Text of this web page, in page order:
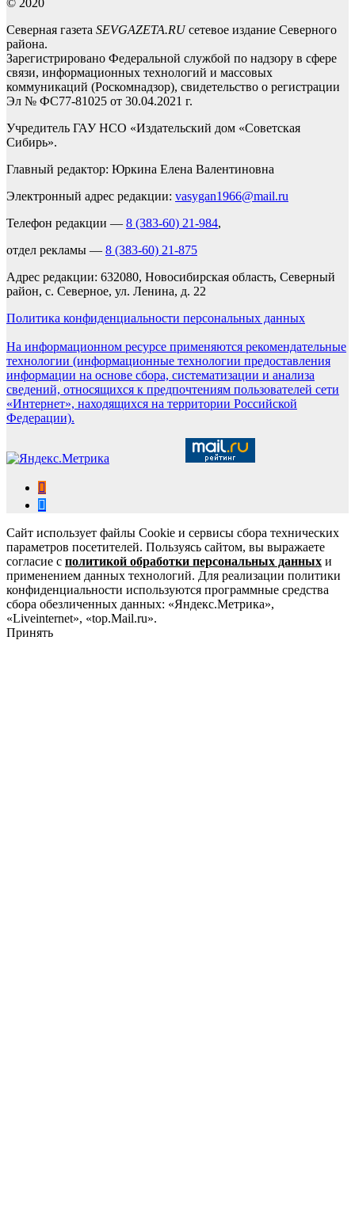
© 2020
Северная газета SEVGAZETA.RUсетевое издание Северного
района.
Зарегистрировано Федеральной службой по надзору в сфере
связи, информационных технологий и массовых
коммуникаций (Роскомнадзор), свидетельство о регистрации
Эл № ФС77-81025 от 30.04.2021 г.
Учредитель ГАУ НСО «Издательский дом «Советская
Сибирь».
Главный редактор: Юркина Елена Валентиновна
Электронный адрес редакции: vasygan1966@mail.ru
Телефон редакции — 8 (383-60) 21-984,
отдел рекламы — 8 (383-60) 21-875
Адрес редакции: 632080, Новосибирская область, Северный
район, с. Северное, ул. Ленина, д. 22
Политика конфиденциальности персональных данных
На информационном ресурсе применяются рекомендательные
технологии (информационные технологии предоставления
информации на основе сбора, систематизации и анализа
сведений, относящихся к предпочтениям пользователей сети
«Интернет», находящихся на территории Российской
Федерации).
Сайт использует файлы Cookie и сервисы сбора технических
параметров посетителей. Пользуясь сайтом, вы выражаете
согласие с политикой обработки персональных данных и
применением данных технологий. Для реализации политики
конфиденциальности используются программные средства
сбора обезличенных данных: «Яндекс.Метрика»,
«Liveinternet», «top.Mail.ru».
Принять